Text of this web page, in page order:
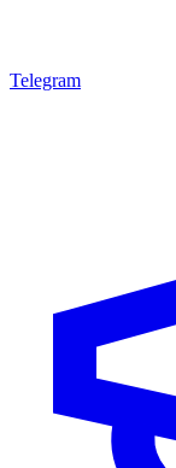
Telegram